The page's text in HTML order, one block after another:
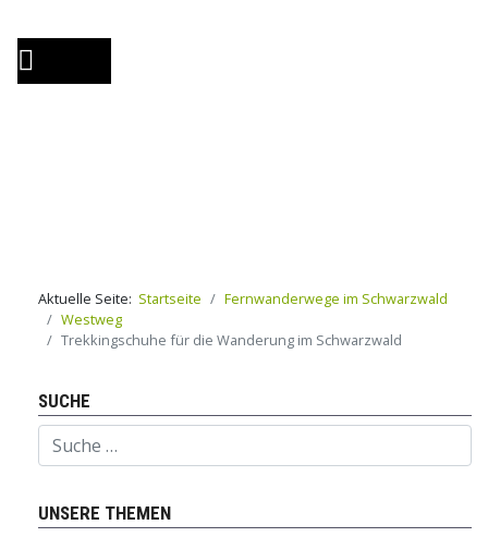
Aktuelle Seite: Startseite
Fernwanderwege im Schwarzwald
Westweg
Trekkingschuhe für die Wanderung im Schwarzwald
SUCHE
Suchen
UNSERE THEMEN